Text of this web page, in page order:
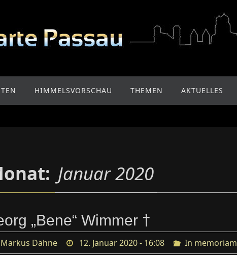
HIMMELSVORSCHAU THEMEN AKTUELLES
Januar 2020
„Bene“ Wimmer †
Markus Dähne 12. Januar 2020 - 16:08 In memoriam